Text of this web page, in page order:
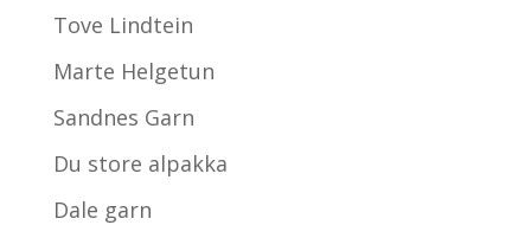
Tove Lindtein
Marte Helgetun
Sandnes Garn
Du store alpakka
Dale garn